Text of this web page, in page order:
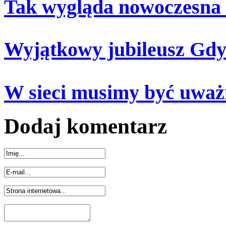
Tak wygląda
Wyjątkowy jubileusz
W sieci musimy być
Dodaj komentarz